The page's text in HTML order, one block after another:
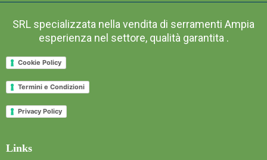
SRL specializzata nella vendita di serramenti Ampia
esperienza nel settore, qualità garantita .
Cookie Policy
Termini e Condizioni
Privacy Policy
Links